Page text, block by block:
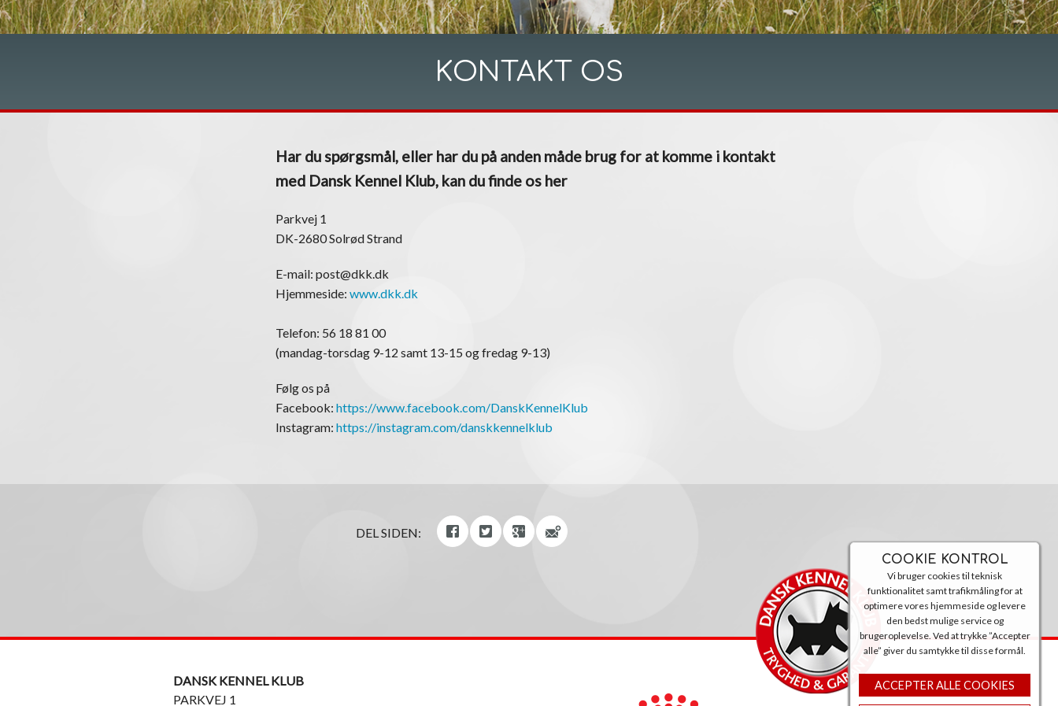
COOKIE KONTROL
Vi bruger cookies til teknisk
funktionalitet samt trafikmåling for at
optimere vores hjemmeside og levere
den bedst mulige service og
brugeroplevelse. Ved at trykke ”Accepter
alle” giver du samtykke til disse formål.
ACCEPTER ALLE COOKIES
KONTAKT OS
Har du spørgsmål, eller har du på anden måde brug for at komme i kontakt
med Dansk Kennel Klub, kan du finde os her
Parkvej 1
DK-2680 Solrød Strand
E-mail: post@dkk.dk
Hjemmeside: www.dkk.dk
Telefon: 56 18 81 00
(mandag-torsdag 9-12 samt 13-15 og fredag 9-13)
Følg os på
Facebook: https://www.facebook.com/DanskKennelKlub
Instagram: https://instagram.com/danskkennelklub
DEL SIDEN:
DANSK KENNEL KLUB
PARKVEJ 1